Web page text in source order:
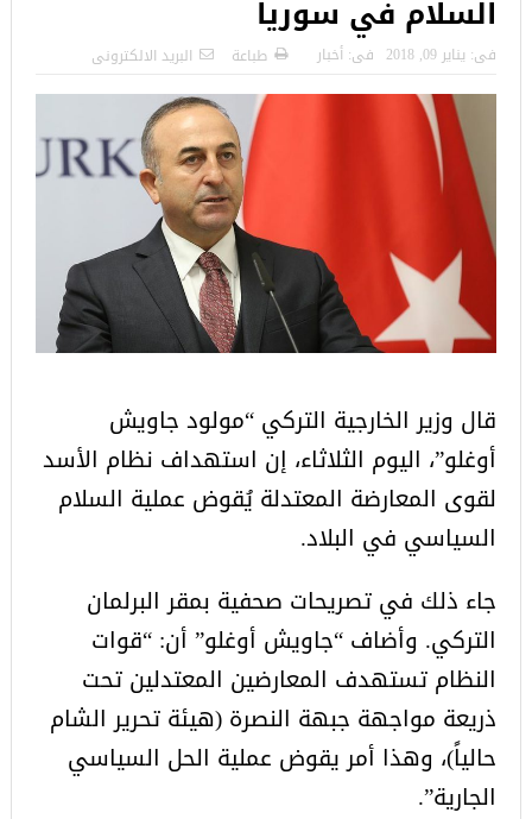
السلام في سوريا
فى: يناير 09, 2018 فى: أخبار طباعة البريد الالكترونى
قال وزير الخارجية التركي “مولود جاويش
أوغلو”، اليوم الثلاثاء، إن استهداف نظام الأسد
لقوى المعارضة المعتدلة يُقوض عملية السلام
السياسي في البلاد.
جاء ذلك في تصريحات صحفية بمقر البرلمان
التركي. وأضاف “جاويش أوغلو” أن: “قوات
النظام تستهدف المعارضين المعتدلين تحت
ذريعة مواجهة جبهة النصرة (هيئة تحرير الشام
حالياً)، وهذا أمر يقوض عملية الحل السياسي
الجارية”.